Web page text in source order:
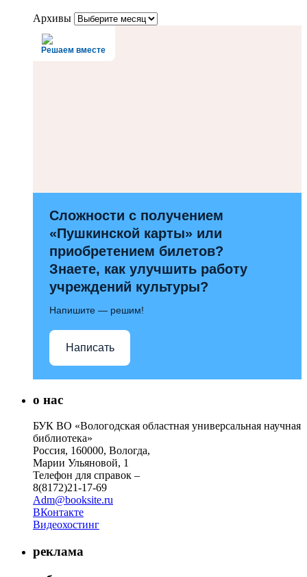
Архивы
Решаем вместе
Сложности с получением
«Пушкинской карты» или
приобретением билетов?
Знаете, как улучшить работу
учреждений культуры?
Напишите — решим!
Написать
о нас
БУК ВО «Вологодская областная универсальная научная
библиотека»
Россия, 160000, Вологда,
Марии Ульяновой, 1
Телефон для справок –
8(8172)21-17-69
Adm@booksite.ru
ВКонтакте
Видеохостинг
реклама